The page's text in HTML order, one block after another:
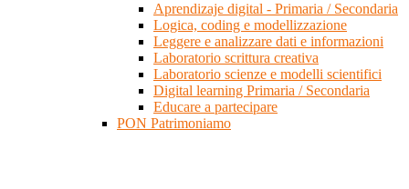
Aprendizaje digital - Primaria / Secondaria
Logica, coding e modellizzazione
Leggere e analizzare dati e informazioni
Laboratorio scrittura creativa
Laboratorio scienze e modelli scientifici
Digital learning Primaria / Secondaria
Educare a partecipare
PON Patrimoniamo